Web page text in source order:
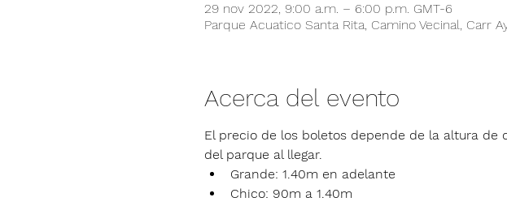
29 nov 2022, 9:00 a.m. – 6:00 p.m. GMT-6
Parque Acuatico Santa Rita, Camino Vecinal, Carr
Acerca del evento
El precio de los boletos depende de la altura
del parque al llegar.
Grande: 1.40m en adelante
Chico: 90m a 1.40m